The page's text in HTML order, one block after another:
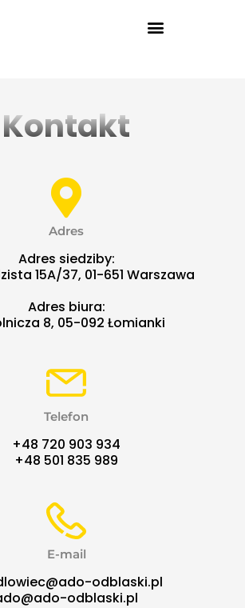
Kontakt
Adres
Adres siedziby:
15A/37, 01-651 Warszawa
Adres biura:
8, 05-092 Łomianki
Telefon
+48 720 903 934
+48 501 835 989
E-mail
odblaski.pl
odblaski.pl